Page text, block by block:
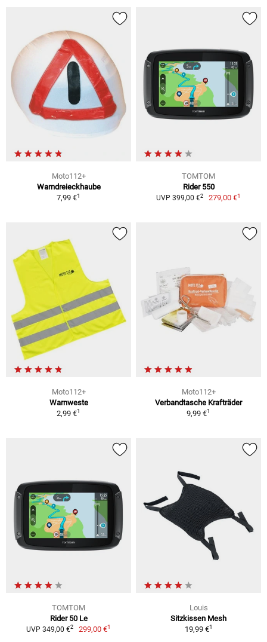
Moto112+
Warndreieckhaube
7,99 €1
TOMTOM
Rider 550
UVP 399,00 €2 279,00 €1
Moto112+
Warnweste
2,99 €1
Moto112+
Verbandtasche Krafträder
9,99 €1
TOMTOM
Rider 50 Le
UVP 349,00 €2 299,00 €1
Louis
Sitzkissen Mesh
19,99 €1